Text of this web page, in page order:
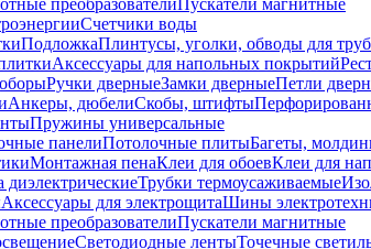
преобразователиПускатели магнитные
Счетчики воды
ПодложкаПлинтусы, уголки, обводы для труб
Аксессуары для напольных покрытий
Ручки дверныеЗамки дверныеПетли
Анкеры, дюбелиСкобы, штифты
Пружины универсальные
панелиПотолочные плитыБагеты,
Монтажная пенаКлеи для обоевКлеи для
диэлектрическиеТрубки термоусаживаемые
Аксессуары для электрощитаШины
преобразователиПускатели магнитные
Светодиодные лентыТочечные